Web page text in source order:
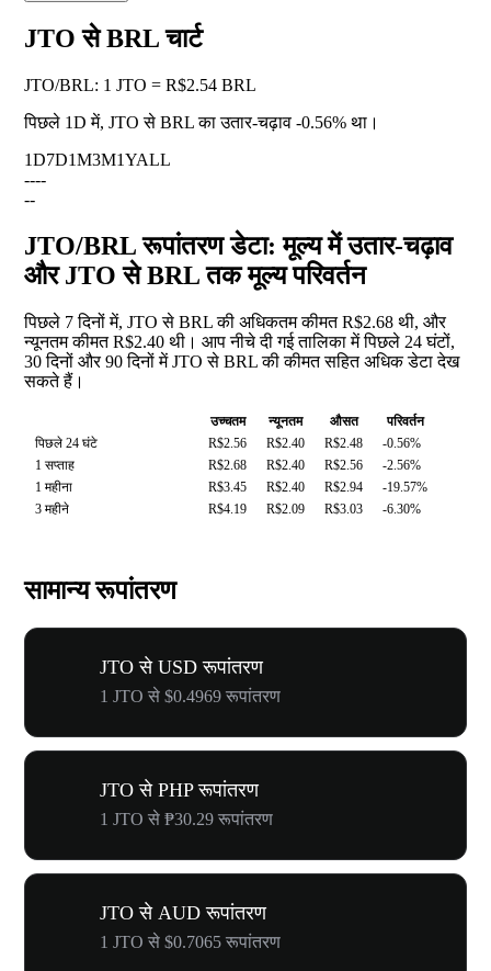
JTO से BRL चार्ट
JTO/BRL: 1 JTO = R$2.54 BRL
पिछले 1D में, JTO से BRL का उतार-चढ़ाव -0.56% था।
1D7D1M3M1YALL
----
--
JTO/BRL रूपांतरण डेटा: मूल्य में उतार-चढ़ाव
और JTO से BRL तक मूल्य परिवर्तन
पिछले 7 दिनों में, JTO से BRL की अधिकतम कीमत R$2.68 थी, और
न्यूनतम कीमत R$2.40 थी। आप नीचे दी गई तालिका में पिछले 24 घंटों,
30 दिनों और 90 दिनों में JTO से BRL की कीमत सहित अधिक डेटा देख
सकते हैं।
उच्चतम न्यूनतम औसत
परिवर्तन
पिछले 24 घंटे
R$2.56 R$2.40 R$2.48
-0.56%
1 सप्ताह
R$2.68 R$2.40 R$2.56
-2.56%
1 महीना
R$3.45 R$2.40 R$2.94
-19.57%
3 महीने
R$4.19 R$2.09 R$3.03 -6.30%
सामान्य रूपांतरण
JTO से USD रूपांतरण
1 JTO से $0.4969 रूपांतरण
JTO से PHP रूपांतरण
1 JTO से ₱30.29 रूपांतरण
JTO से AUD रूपांतरण
1 JTO से $0.7065 रूपांतरण